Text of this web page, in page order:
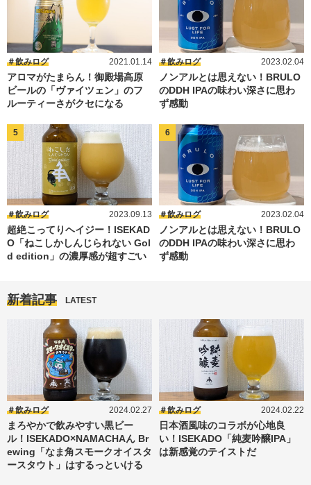
飲みログ 2021.01.14
アロマがたまらん！御殿場高原
ビールの「ヴァイツェン」のフ
ルーティーさがクセになる
飲みログ 2023.02.04
ノンアルとは思えない！BRULO
のDDH IPAの味わい深さに思わ
ず感動
飲みログ 2023.09.13
超絶こってりヘイジー！ISEKAD
O「ねこしかしんじられない Gol
d edition」の濃厚感が超すごい
飲みログ 2023.02.04
ノンアルとは思えない！BRULO
のDDH IPAの味わい深さに思わ
ず感動
新着記事 LATEST
飲みログ 2024.02.27
まろやかで飲みやすい黒ビー
ル！ISEKADO×NAMACHAん Br
ewing「なま角スモークオイスタ
ースタウト」はするっといける
飲みログ 2024.02.22
日本酒風味のコラボが心地良
い！ISEKADO「純麦吟醸IPA」
は新感覚のテイストだ